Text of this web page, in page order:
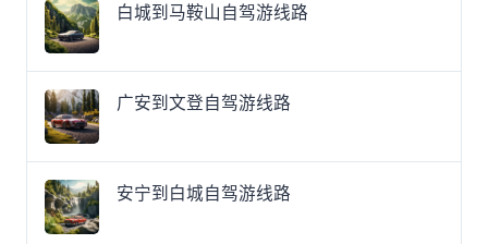
白城到马鞍山自驾游线路
广安到文登自驾游线路
安宁到白城自驾游线路